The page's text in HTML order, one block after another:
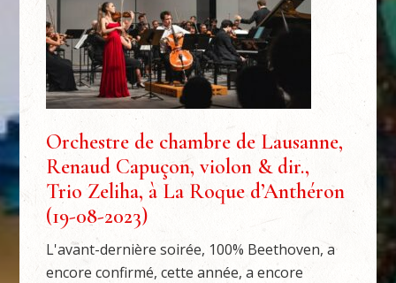
Orchestre de chambre de Lausanne,
Renaud Capuçon, violon & dir.,
Trio Zeliha, à La Roque d’Anthéron
(19-08-2023)
L'avant-dernière soirée, 100% Beethoven, a
encore confirmé, cette année, a encore